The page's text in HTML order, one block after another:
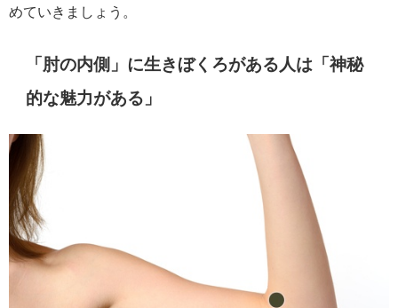
めていきましょう。
「肘の内側」に生きぼくろがある人は「神秘
的な魅力がある」